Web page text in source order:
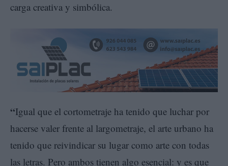
carga creativa y simbólica.
“Igual que el cortometraje ha tenido que luchar por
hacerse valer frente al largometraje, el arte urbano ha
tenido que reivindicar su lugar como arte con todas
las letras. Pero ambos tienen algo esencial: y es que